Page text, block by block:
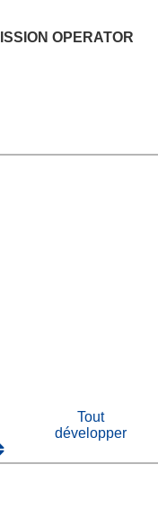
OPERATOR
Tout
développer